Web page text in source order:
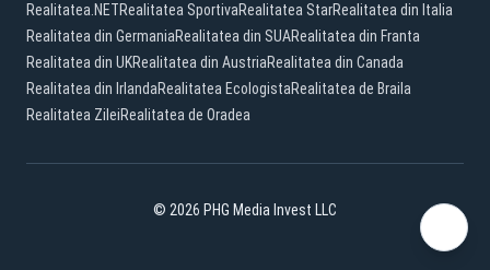
Realitatea.NETRealitatea SportivaRealitatea StarRealitatea din Italia
Realitatea din GermaniaRealitatea din SUARealitatea din Franta
Realitatea din UKRealitatea din AustriaRealitatea din Canada
Realitatea din IrlandaRealitatea EcologistaRealitatea de Braila
Realitatea ZileiRealitatea de Oradea
© 2026 PHG Media Invest LLC